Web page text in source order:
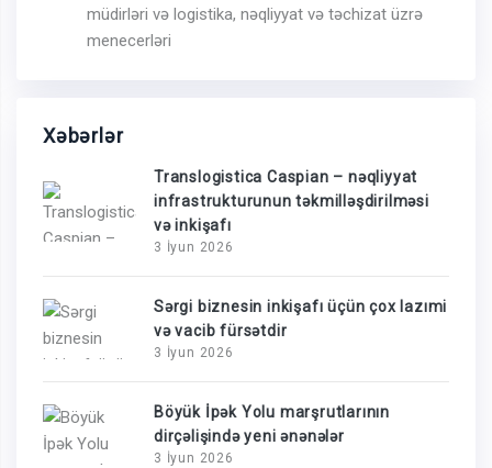
müdirləri və logistika, nəqliyyat və təchizat üzrə
menecerləri
Xəbərlər
Translogistica Caspian – nəqliyyat
infrastrukturunun təkmilləşdirilməsi
və inkişafı
3 İyun 2026
Sərgi biznesin inkişafı üçün çox lazımi
və vacib fürsətdir
3 İyun 2026
Böyük İpək Yolu marşrutlarının
dirçəlişində yeni ənənələr
3 İyun 2026